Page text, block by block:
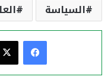
السياسة
فيسبوك